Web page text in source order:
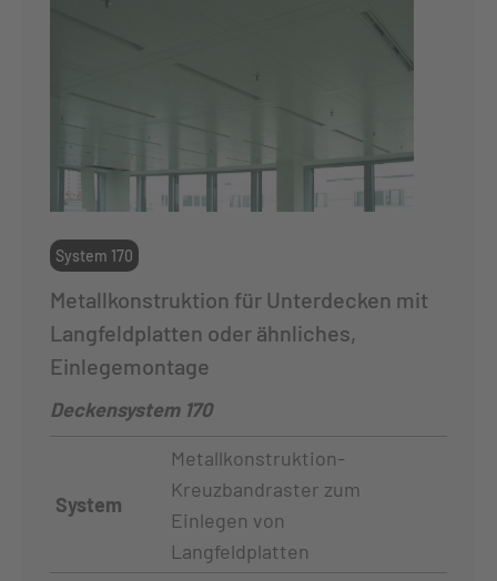
System 170
Metallkonstruktion für Unterdecken mit
Langfeldplatten oder ähnliches,
Einlegemontage
Deckensystem 170
System
Metallkonstruktion-
Kreuzbandraster zum
Einlegen von
Langfeldplatten